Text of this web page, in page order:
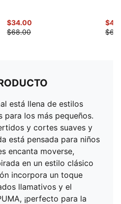
$34.00
$68.00
está llena de estilos
los más pequeños.
y cortes suaves y
está pensada para niños
encanta moverse,
en un estilo clásico
incorpora un toque
llamativos y el
¡perfecto para la